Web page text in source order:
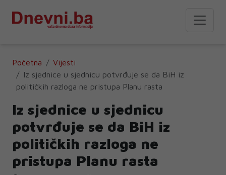
Početna
Vijesti
Iz sjednice u sjednicu potvrđuje se da BiH iz
političkih razloga ne pristupa Planu rasta
Iz sjednice u sjednicu
potvrđuje se da BiH iz
političkih razloga ne
pristupa Planu rasta